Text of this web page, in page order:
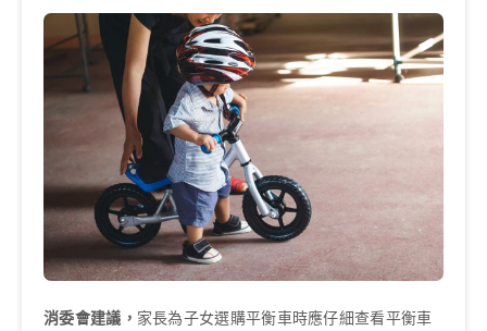
消委會建議， 家長為子女選購平衡車時應仔細查看平衡車